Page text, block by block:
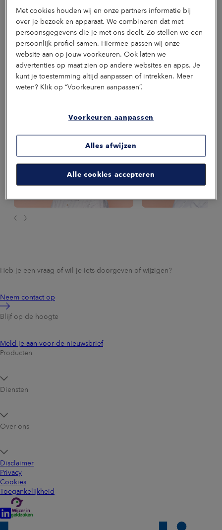
verhalenserie gaan we dieper in op het thema verzuim. In dit derde
deel becijferen we wat de werkelijke kosten en impact zijn voor
organisaties én maatschappij.
Preventie
integratie of zekerheid. Onze specialisten helpen je graag
Heb je een vraag of wil je iets doorgeven of wijzigen?
Neem contact op
Blijf op de hoogte
Meld je aan voor de nieuwsbrief
Producten
Diensten
Over ons
Disclaimer
Privacy
Cookies
Toegankelijkheid
Met cookies houden wij en onze partners informatie bij
over je bezoek en apparaat. We combineren dat met
persoonsgegevens die je met ons deelt. Zo stellen we een
persoonlijk profiel samen. Hiermee passen wij onze
website aan op jouw voorkeuren. Ook laten we
advertenties op maat zien op andere websites en apps. Je
kunt je toestemming altijd aanpassen of intrekken. Meer
weten? Klik op “Voorkeuren aanpassen”.
Voorkeuren aanpassen
Alles afwijzen
Alle cookies accepteren